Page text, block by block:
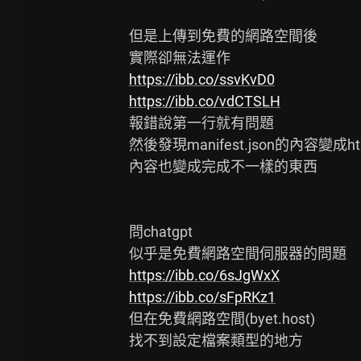
但是上傳到免費的網路空間後
https://ibb.co/ssvKvD0
https://ibb.co/vdCTSLH
報錯說第一行就有問題
然後發現manifest.json的內容變成
內容也變成完成不一樣的東西
問chatgpt
https://ibb.co/6sJgWxX
https://ibb.co/sFpRKz1
但在免費網路空間(byet.host)
找不到設定檔案類型的地方